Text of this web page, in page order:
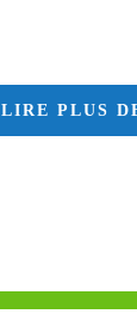
LIRE PLUS